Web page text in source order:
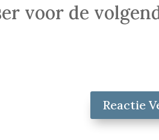
voor de
Reactie